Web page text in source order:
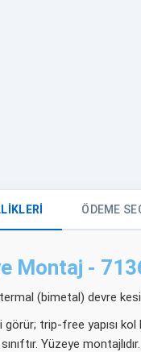
ÖDEME
Montaj -
(bimetal) devre
trip-free yapısı
Yüzeye montajlıdır.